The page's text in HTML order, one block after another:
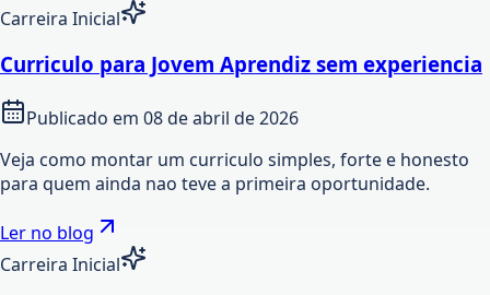
Carreira Inicial
Curriculo para Jovem Aprendiz sem experiencia
Publicado em 08 de abril de 2026
Veja como montar um curriculo simples, forte e honesto
para quem ainda nao teve a primeira oportunidade.
Ler no blog
Carreira Inicial